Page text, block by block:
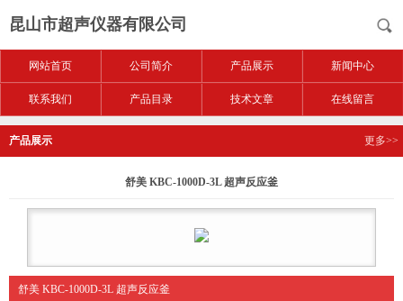
昆山市超声仪器有限公司
网站首页 公司简介 产品展示 新闻中心
联系我们 产品目录 技术文章 在线留言
产品展示 更多>>
舒美 KBC-1000D-3L 超声反应釜
舒美 KBC-1000D-3L 超声反应釜